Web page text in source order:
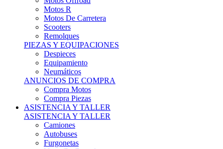
Motos R
Motos De Carretera
Scooters
Remolques
PIEZAS Y EQUIPACIONES
Despieces
Equipamiento
Neumáticos
ANUNCIOS DE COMPRA
Compra Motos
Compra Piezas
ASISTENCIA Y TALLER
ASISTENCIA Y TALLER
Camiones
Autobuses
Furgonetas